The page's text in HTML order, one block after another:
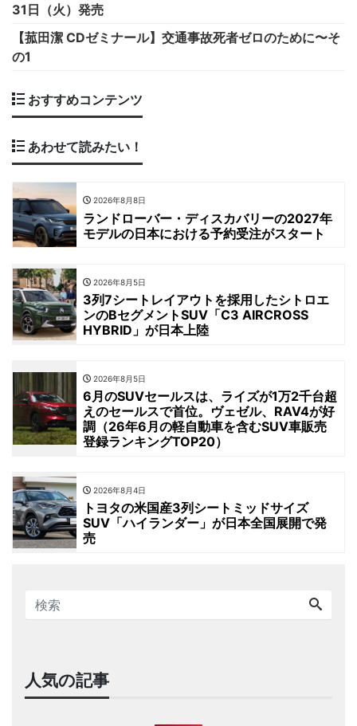
31日（火）発売
【菰田潔 CDゼミナール】交通事故死者ゼロのために〜そ
の1
おすすめコンテンツ
あわせて読みたい！
2026年8月8日
ランドローバー・ディスカバリーの2027年
モデルの日本における予約受注がスタート
2026年8月5日
3列7シートレイアウトを採用したシトロエ
ンのBセグメントSUV「C3 AIRCROSS
HYBRID」が日本上陸
2026年8月5日
6月のSUVセールスは、ライズが1万2千台超
えのセールスで首位。ヴェゼル、RAV4が好
調（26年6月の軽自動車を含むSUV車販売
登録ランキングTOP20）
2026年8月4日
トヨタの米国産3列シートミッドサイズ
SUV「ハイランダー」が日本全国展開で発
売
人気の記事